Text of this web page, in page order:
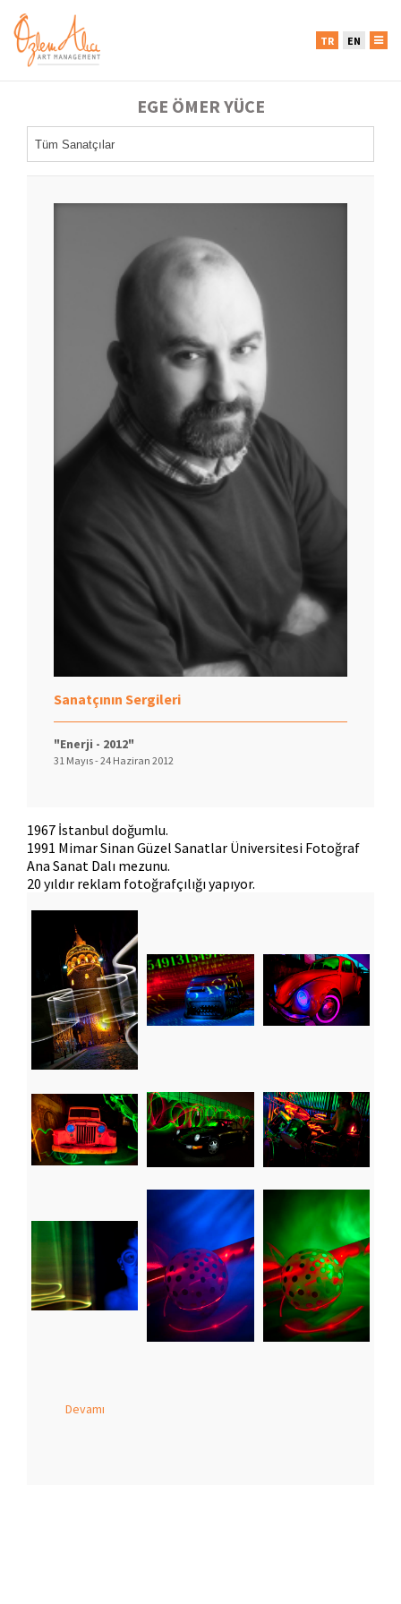
TR EN
EGE ÖMER YÜCE
Devamı
Sanatçının Sergileri
"Enerji - 2012"
31 Mayıs - 24 Haziran 2012
1967 İstanbul doğumlu.
1991 Mimar Sinan Güzel Sanatlar Üniversitesi Fotoğraf
Ana Sanat Dalı mezunu.
20 yıldır reklam fotoğrafçılığı yapıyor.